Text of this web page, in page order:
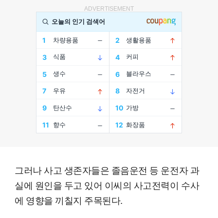
ADVERTISEMENT
그러나 사고 생존자들은 졸음운전 등 운전자 과
실에 원인을 두고 있어 이씨의 사고전력이 수사
에 영향을 끼칠지 주목된다.